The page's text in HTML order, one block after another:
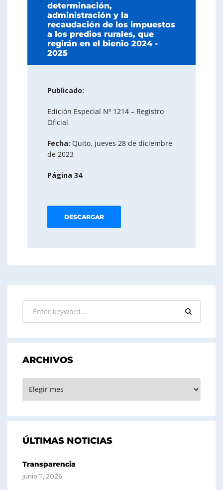
determinación,
administración y la
recaudación de los impuestos
a los predios rurales, que
regirán en el bienio 2024 -
2025
Publicado:
Edición Especial Nº 1214 – Registro
Oficial
Fecha: Quito, jueves 28 de diciembre
de 2023
Página 34
DESCARGAR
ARCHIVOS
ÚLTIMAS NOTICIAS
Transparencia
junio 11, 2026